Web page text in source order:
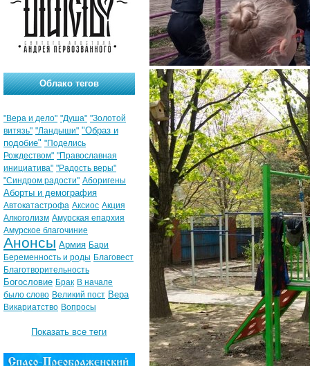
Облако тегов
"Вера и дело" "Душа" "Золотой
витязь" "Ландыши" "Образ и
подобие" "Поделись
Рождеством" "Православная
инициатива" "Радость веры"
"Синдром радости" Аборигены
Аборты и демография
Автокатастрофа Аксиос Акция
Алкоголизм Амурская епархия
Амурское благочиние
Анонсы Армия Бари
Беременность и роды Благовест
Благотворительность
Богословие Брак В начале
было слово Великий пост Вера
Викариатство Вопросы
Показать все теги